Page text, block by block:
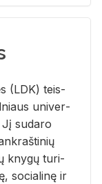
(LDK) teis­
uni­ver­
su­da­ro
kny­gų tu­ri­
so­cia­li­nę ir